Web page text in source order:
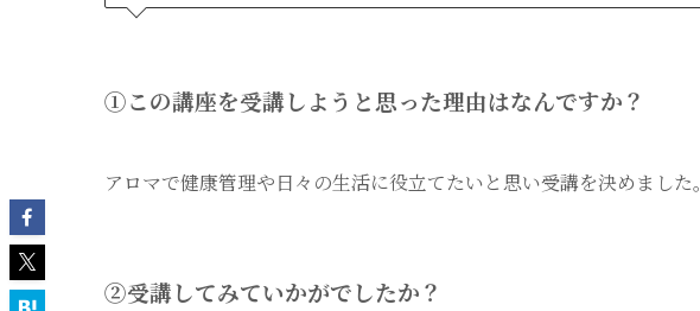
①この講座を受講しようと思った理由はなんですか？
アロマで健康管理や日々の生活に役立てたいと思い受講を決めました。
②受講してみていかがでしたか？